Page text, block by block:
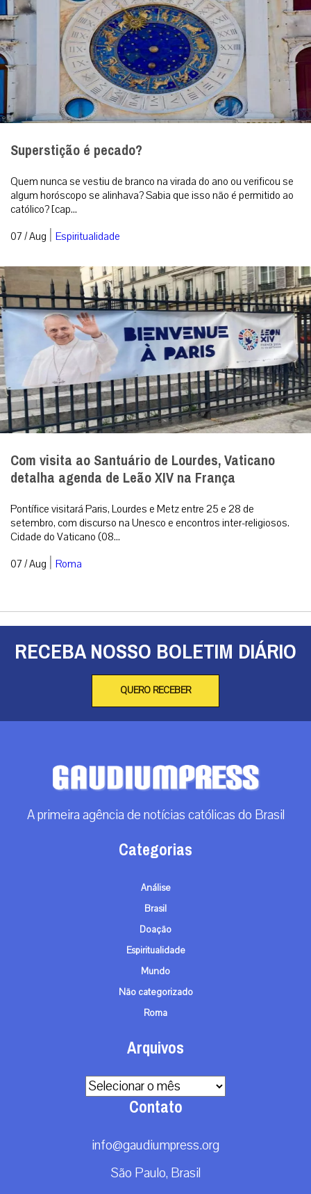
Superstição é pecado?
Quem nunca se vestiu de branco na virada do ano ou verificou se
algum horóscopo se alinhava? Sabia que isso não é permitido ao
católico? [cap...
07 / Aug | Espiritualidade
Com visita ao Santuário de Lourdes, Vaticano
detalha agenda de Leão XIV na França
Pontífice visitará Paris, Lourdes e Metz entre 25 e 28 de
setembro, com discurso na Unesco e encontros inter-religiosos.
Cidade do Vaticano (08...
07 / Aug | Roma
RECEBA NOSSO BOLETIM DIÁRIO
QUERO RECEBER
A primeira agência de notícias católicas do Brasil
Categorias
Análise
Brasil
Doação
Espiritualidade
Mundo
Não categorizado
Roma
Arquivos
Arquivos
Contato
info@gaudiumpress.org
São Paulo, Brasil